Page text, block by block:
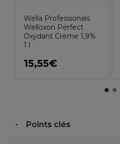
Wella Professionals
Welloxon Perfect
Oxydant Crème 1,9%
1 l
15,55€
Points clés